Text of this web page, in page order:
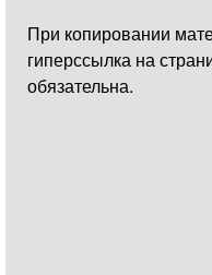
При копировании
гиперссылка на
обязательна.